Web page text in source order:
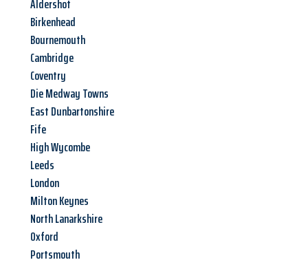
Aldershot
Birkenhead
Bournemouth
Cambridge
Coventry
Die Medway Towns
East Dunbartonshire
Fife
High Wycombe
Leeds
London
Milton Keynes
North Lanarkshire
Oxford
Portsmouth